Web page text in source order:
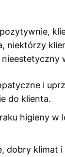
niektórzy
i
do klienta.
higieny w
dobry klimat